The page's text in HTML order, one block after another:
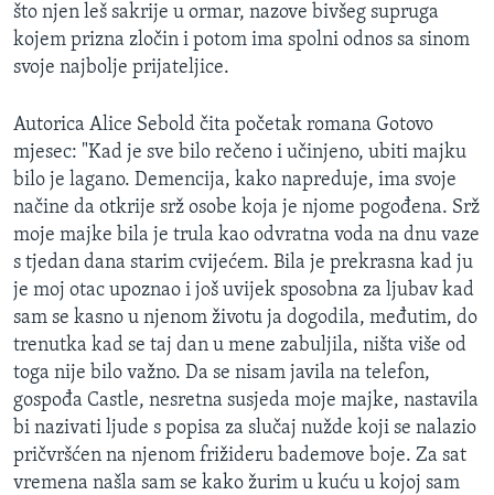
PRATITE NAS
Jezici
što njen leš sakrije u ormar, nazove bivšeg supruga
kojem prizna zločin i potom ima spolni odnos sa sinom
svoje najbolje prijateljice.
Autorica Alice Sebold čita početak romana Gotovo
mjesec: "Kad je sve bilo rečeno i učinjeno, ubiti majku
bilo je lagano. Demencija, kako napreduje, ima svoje
načine da otkrije srž osobe koja je njome pogođena. Srž
moje majke bila je trula kao odvratna voda na dnu vaze
s tjedan dana starim cvijećem. Bila je prekrasna kad ju
je moj otac upoznao i još uvijek sposobna za ljubav kad
sam se kasno u njenom životu ja dogodila, međutim, do
trenutka kad se taj dan u mene zabuljila, ništa više od
toga nije bilo važno. Da se nisam javila na telefon,
gospođa Castle, nesretna susjeda moje majke, nastavila
bi nazivati ljude s popisa za slučaj nužde koji se nalazio
pričvršćen na njenom frižideru bademove boje. Za sat
vremena našla sam se kako žurim u kuću u kojoj sam